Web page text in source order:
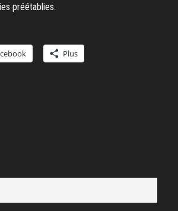
préétablies.
Plus